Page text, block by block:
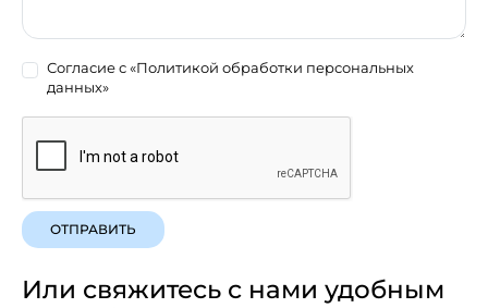
Согласие с«Политикой обработки персональных
данных»
ОТПРАВИТЬ
Или свяжитесь с нами удобным